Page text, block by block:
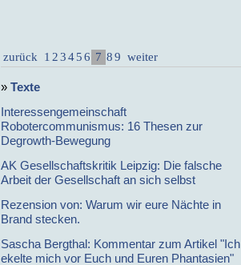
zurück 1 23456 7 89 weiter
» Texte
Interessengemeinschaft
Robotercommunismus: 16 Thesen zur
Degrowth-Bewegung
AK Gesellschaftskritik Leipzig: Die falsche
Arbeit der Gesellschaft an sich selbst
Rezension von: Warum wir eure Nächte in
Brand stecken.
Sascha Bergthal: Kommentar zum Artikel "Ich
ekelte mich vor Euch und Euren Phantasien"